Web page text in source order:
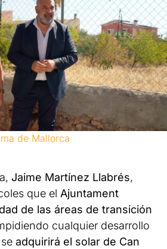
de Mallorca
Jaime Martínez Llabrés,
que el Ajuntament
de las áreas de transición
cualquier desarrollo
adquirirá el solar de Can